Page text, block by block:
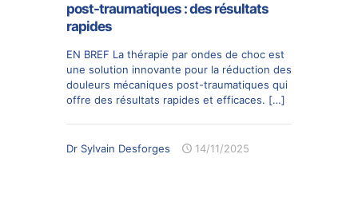
post-traumatiques : des résultats
rapides
EN BREF La thérapie par ondes de choc est
une solution innovante pour la réduction des
douleurs mécaniques post-traumatiques qui
offre des résultats rapides et efficaces. […]
Dr Sylvain Desforges 14/11/2025